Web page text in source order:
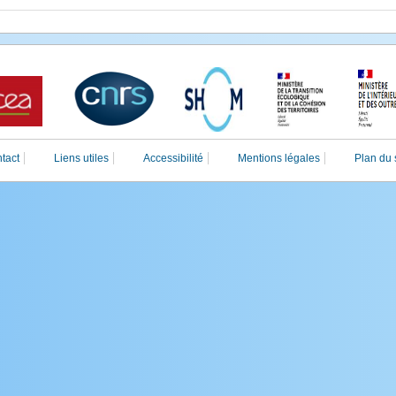
Liens utiles Accessibilité Mentions légales Plan du